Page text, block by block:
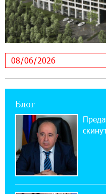
18:38:18 28-07-
Пашинян ты
спокойно.
12:04:53 28-07-
Никогда
Карапетян
17:52:29 25-07-2026
Бывший
Блог